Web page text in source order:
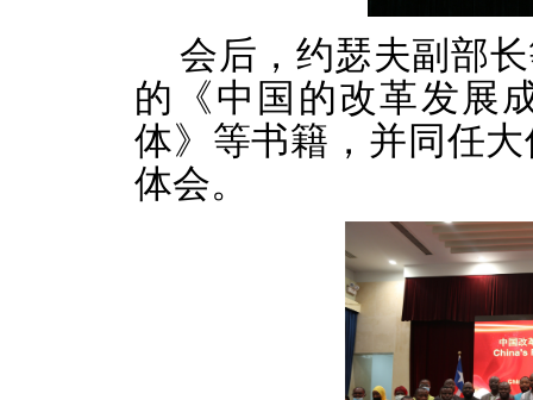
会后，约瑟夫副部
的《中国的改革发展
体》等书籍，并同任
体会。